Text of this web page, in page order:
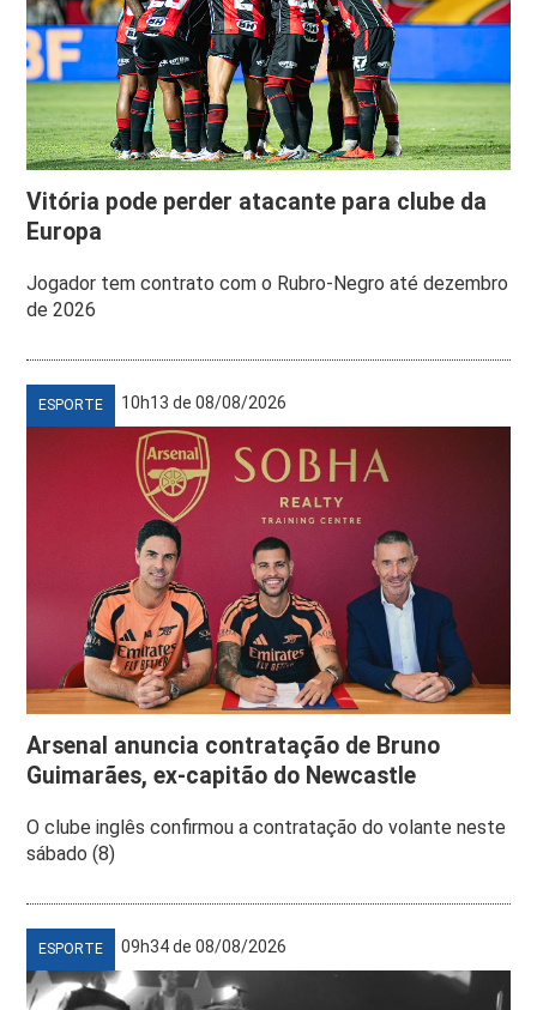
Vitória pode perder atacante para clube da
Europa
Jogador tem contrato com o Rubro-Negro até dezembro
de 2026
ESPORTE 10h13 de 08/08/2026
Arsenal anuncia contratação de Bruno
Guimarães, ex-capitão do Newcastle
O clube inglês confirmou a contratação do volante neste
sábado (8)
ESPORTE 09h34 de 08/08/2026